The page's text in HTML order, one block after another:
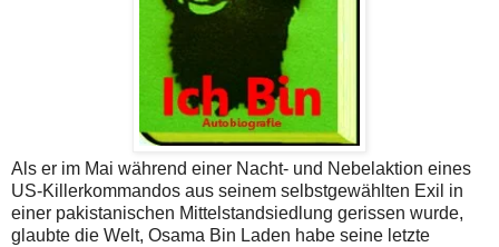
Als er im Mai während einer Nacht- und Nebelaktion eines
US-Killerkommandos aus seinem selbstgewählten Exil in
einer pakistanischen Mittelstandsiedlung gerissen wurde,
glaubte die Welt, Osama Bin Laden habe seine letzte